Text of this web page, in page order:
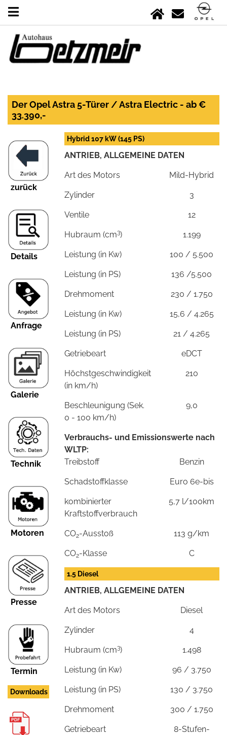
Der Opel Astra 5-Türer / Astra Electric - ab €
33.390,-
zurück
Details
Anfrage
Galerie
Technik
Motoren
Presse
Termin
Downloads
Hybrid 107 kW (145 PS)
ANTRIEB, ALLGEMEINE DATEN
Art des Motors Mild-Hybrid
Zylinder 3
Ventile 12
Hubraum (cm3) 1.199
Leistung (in Kw) 100 / 5.500
Leistung (in PS) 136 /5.500
Drehmoment 230 / 1.750
Leistung (in Kw) 15,6 / 4.265
Leistung (in PS) 21 / 4.265
Getriebeart eDCT
Höchstgeschwindigkeit
(in km/h)
210
Beschleunigung (Sek.
0 - 100 km/h)
9,0
Verbrauchs- und Emissionswerte nach
WLTP:
Treibstoff
Benzin
Schadstoffklasse Euro 6e-bis
kombinierter
Kraftstoffverbrauch
5,7 l/100km
CO2-Ausstoß 113 g/km
CO2-Klasse C
1.5 Diesel
ANTRIEB, ALLGEMEINE DATEN
Art des Motors Diesel
Zylinder 4
Hubraum (cm3) 1.498
Leistung (in Kw) 96 / 3.750
Leistung (in PS) 130 / 3.750
Drehmoment 300 / 1.750
Getriebeart
8-Stufen-